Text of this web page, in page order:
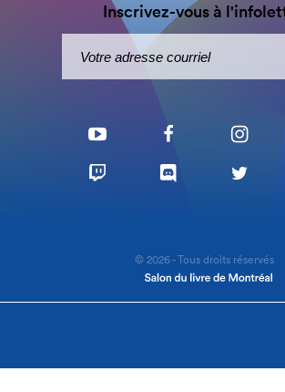
Inscrivez-vous à
© 2026 - Tous droits réservés